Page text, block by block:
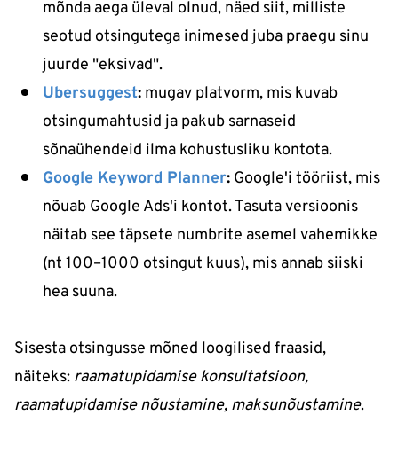
mõnda aega üleval olnud, näed siit, milliste
seotud otsingutega inimesed juba praegu sinu
juurde "eksivad".
Ubersuggest: mugav platvorm, mis kuvab
otsingumahtusid ja pakub sarnaseid
sõnaühendeid ilma kohustusliku kontota.
Google Keyword Planner: Google'i tööriist, mis
nõuab Google Ads'i kontot. Tasuta versioonis
näitab see täpsete numbrite asemel vahemikke
(nt 100–1000 otsingut kuus), mis annab siiski
hea suuna.
Sisesta otsingusse mõned loogilised fraasid,
näiteks: raamatupidamise konsultatsioon,
raamatupidamise nõustamine, maksunõustamine.